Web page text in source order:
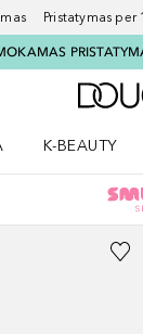
Pristatymas per
K-BEAUTY